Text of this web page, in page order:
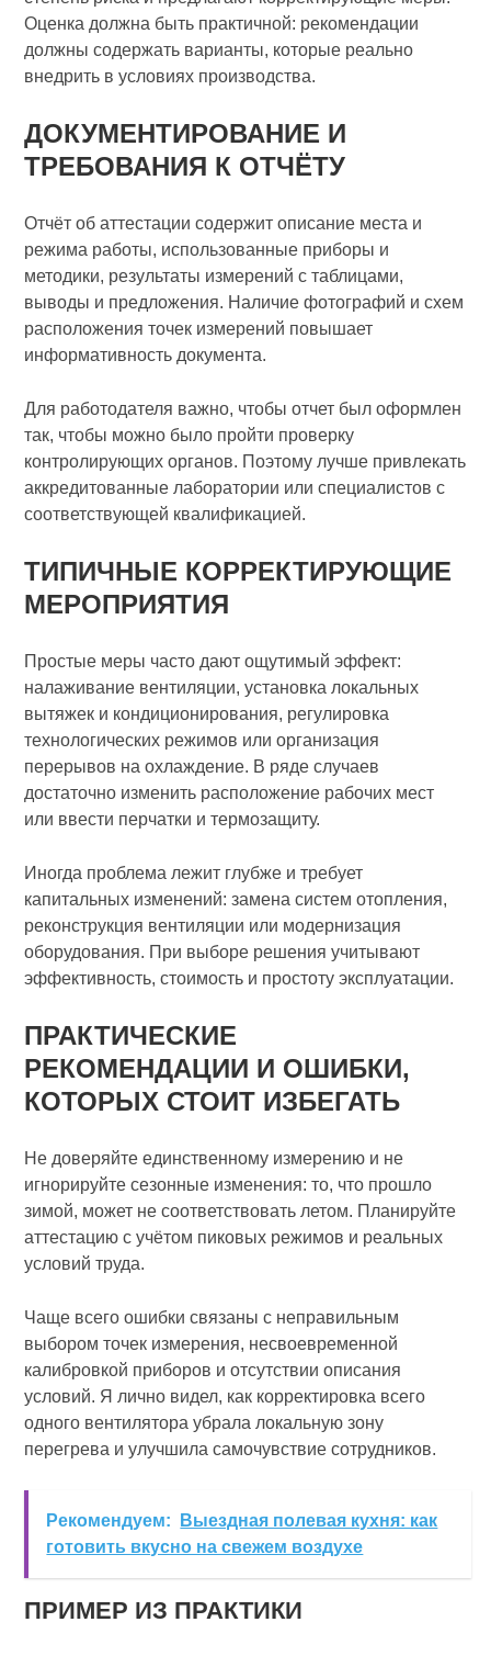
Оценка должна быть практичной: рекомендации
должны содержать варианты, которые реально
внедрить в условиях производства.
ДОКУМЕНТИРОВАНИЕ И
ТРЕБОВАНИЯ К ОТЧЁТУ
Отчёт об аттестации содержит описание места и
режима работы, использованные приборы и
методики, результаты измерений с таблицами,
выводы и предложения. Наличие фотографий и схем
расположения точек измерений повышает
информативность документа.
Для работодателя важно, чтобы отчет был оформлен
так, чтобы можно было пройти проверку
контролирующих органов. Поэтому лучше привлекать
аккредитованные лаборатории или специалистов с
соответствующей квалификацией.
ТИПИЧНЫЕ КОРРЕКТИРУЮЩИЕ
МЕРОПРИЯТИЯ
Простые меры часто дают ощутимый эффект:
налаживание вентиляции, установка локальных
вытяжек и кондиционирования, регулировка
технологических режимов или организация
перерывов на охлаждение. В ряде случаев
достаточно изменить расположение рабочих мест
или ввести перчатки и термозащиту.
Иногда проблема лежит глубже и требует
капитальных изменений: замена систем отопления,
реконструкция вентиляции или модернизация
оборудования. При выборе решения учитывают
эффективность, стоимость и простоту эксплуатации.
ПРАКТИЧЕСКИЕ
РЕКОМЕНДАЦИИ И ОШИБКИ,
КОТОРЫХ СТОИТ ИЗБЕГАТЬ
Не доверяйте единственному измерению и не
игнорируйте сезонные изменения: то, что прошло
зимой, может не соответствовать летом. Планируйте
аттестацию с учётом пиковых режимов и реальных
условий труда.
Чаще всего ошибки связаны с неправильным
выбором точек измерения, несвоевременной
калибровкой приборов и отсутствии описания
условий. Я лично видел, как корректировка всего
одного вентилятора убрала локальную зону
перегрева и улучшила самочувствие сотрудников.
Рекомендуем:
Выездная полевая кухня: как
готовить вкусно на свежем воздухе
ПРИМЕР ИЗ ПРАКТИКИ